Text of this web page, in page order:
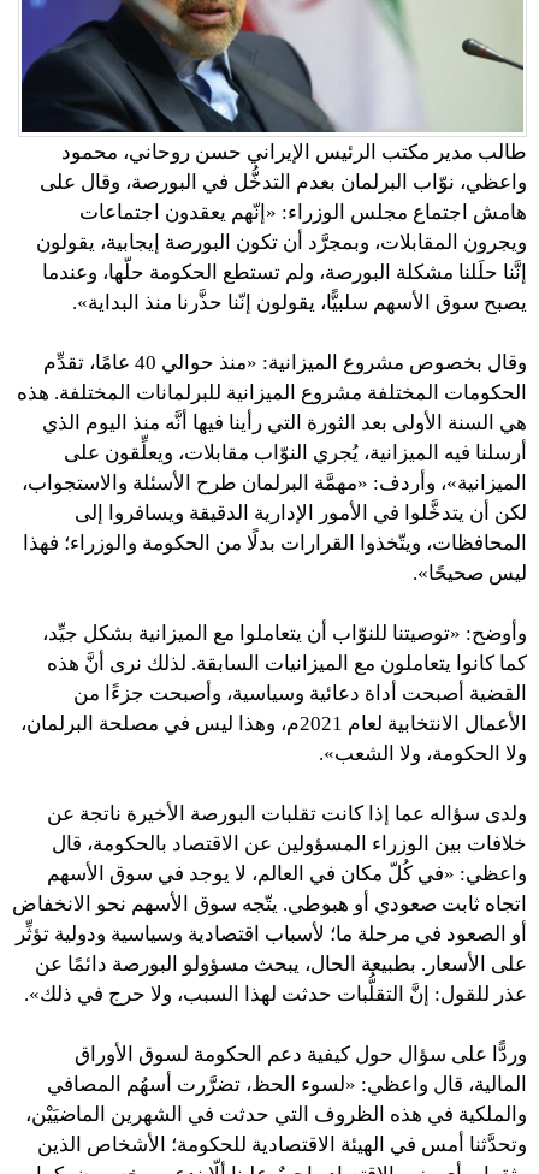
طالب مدير مكتب الرئيس الإيراني حسن روحاني، محمود
واعظي، نوّاب البرلمان بعدم التدخُّل في البورصة، وقال على
هامش اجتماع مجلس الوزراء: «إنّهم يعقدون اجتماعات
ويجرون المقابلات، وبمجرَّد أن تكون البورصة إيجابية، يقولون
إنَّنا حلَلنا مشكلة البورصة، ولم تستطع الحكومة حلّها، وعندما
يصبح سوق الأسهم سلبيًّا، يقولون إنّنا حذَّرنا منذ البداية».
وقال بخصوص مشروع الميزانية: «منذ حوالي 40 عامًا، تقدِّم
الحكومات المختلفة مشروع الميزانية للبرلمانات المختلفة. هذه
هي السنة الأولى بعد الثورة التي رأينا فيها أنَّه منذ اليوم الذي
أرسلنا فيه الميزانية، يُجري النوّاب مقابلات، ويعلِّقون على
الميزانية»، وأردف: «مهمَّة البرلمان طرح الأسئلة والاستجواب،
لكن أن يتدخَّلوا في الأمور الإدارية الدقيقة ويسافروا إلى
المحافظات، ويتّخذوا القرارات بدلًا من الحكومة والوزراء؛ فهذا
ليس صحيحًا».
وأوضح: «توصيتنا للنوّاب أن يتعاملوا مع الميزانية بشكل جيِّد،
كما كانوا يتعاملون مع الميزانيات السابقة. لذلك نرى أنَّ هذه
القضية أصبحت أداة دعائية وسياسية، وأصبحت جزءًا من
الأعمال الانتخابية لعام 2021م، وهذا ليس في مصلحة البرلمان،
ولا الحكومة، ولا الشعب».
ولدى سؤاله عما إذا كانت تقلبات البورصة الأخيرة ناتجة عن
خلافات بين الوزراء المسؤولين عن الاقتصاد بالحكومة، قال
واعظي: «في كُلّ مكان في العالم، لا يوجد في سوق الأسهم
اتجاه ثابت صعودي أو هبوطي. يتّجه سوق الأسهم نحو الانخفاض
أو الصعود في مرحلة ما؛ لأسباب اقتصادية وسياسية ودولية تؤثِّر
على الأسعار. بطبيعة الحال، يبحث مسؤولو البورصة دائمًا عن
عذر للقول: إنَّ التقلُّبات حدثت لهذا السبب، ولا حرج في ذلك».
وردًّا على سؤال حول كيفية دعم الحكومة لسوق الأوراق
المالية، قال واعظي: «لسوء الحظ، تضرَّرت أسهُم المصافي
والملكية في هذه الظروف التي حدثت في الشهرين الماضيَيْن،
وتحدَّثنا أمس في الهيئة الاقتصادية للحكومة؛ الأشخاص الذين